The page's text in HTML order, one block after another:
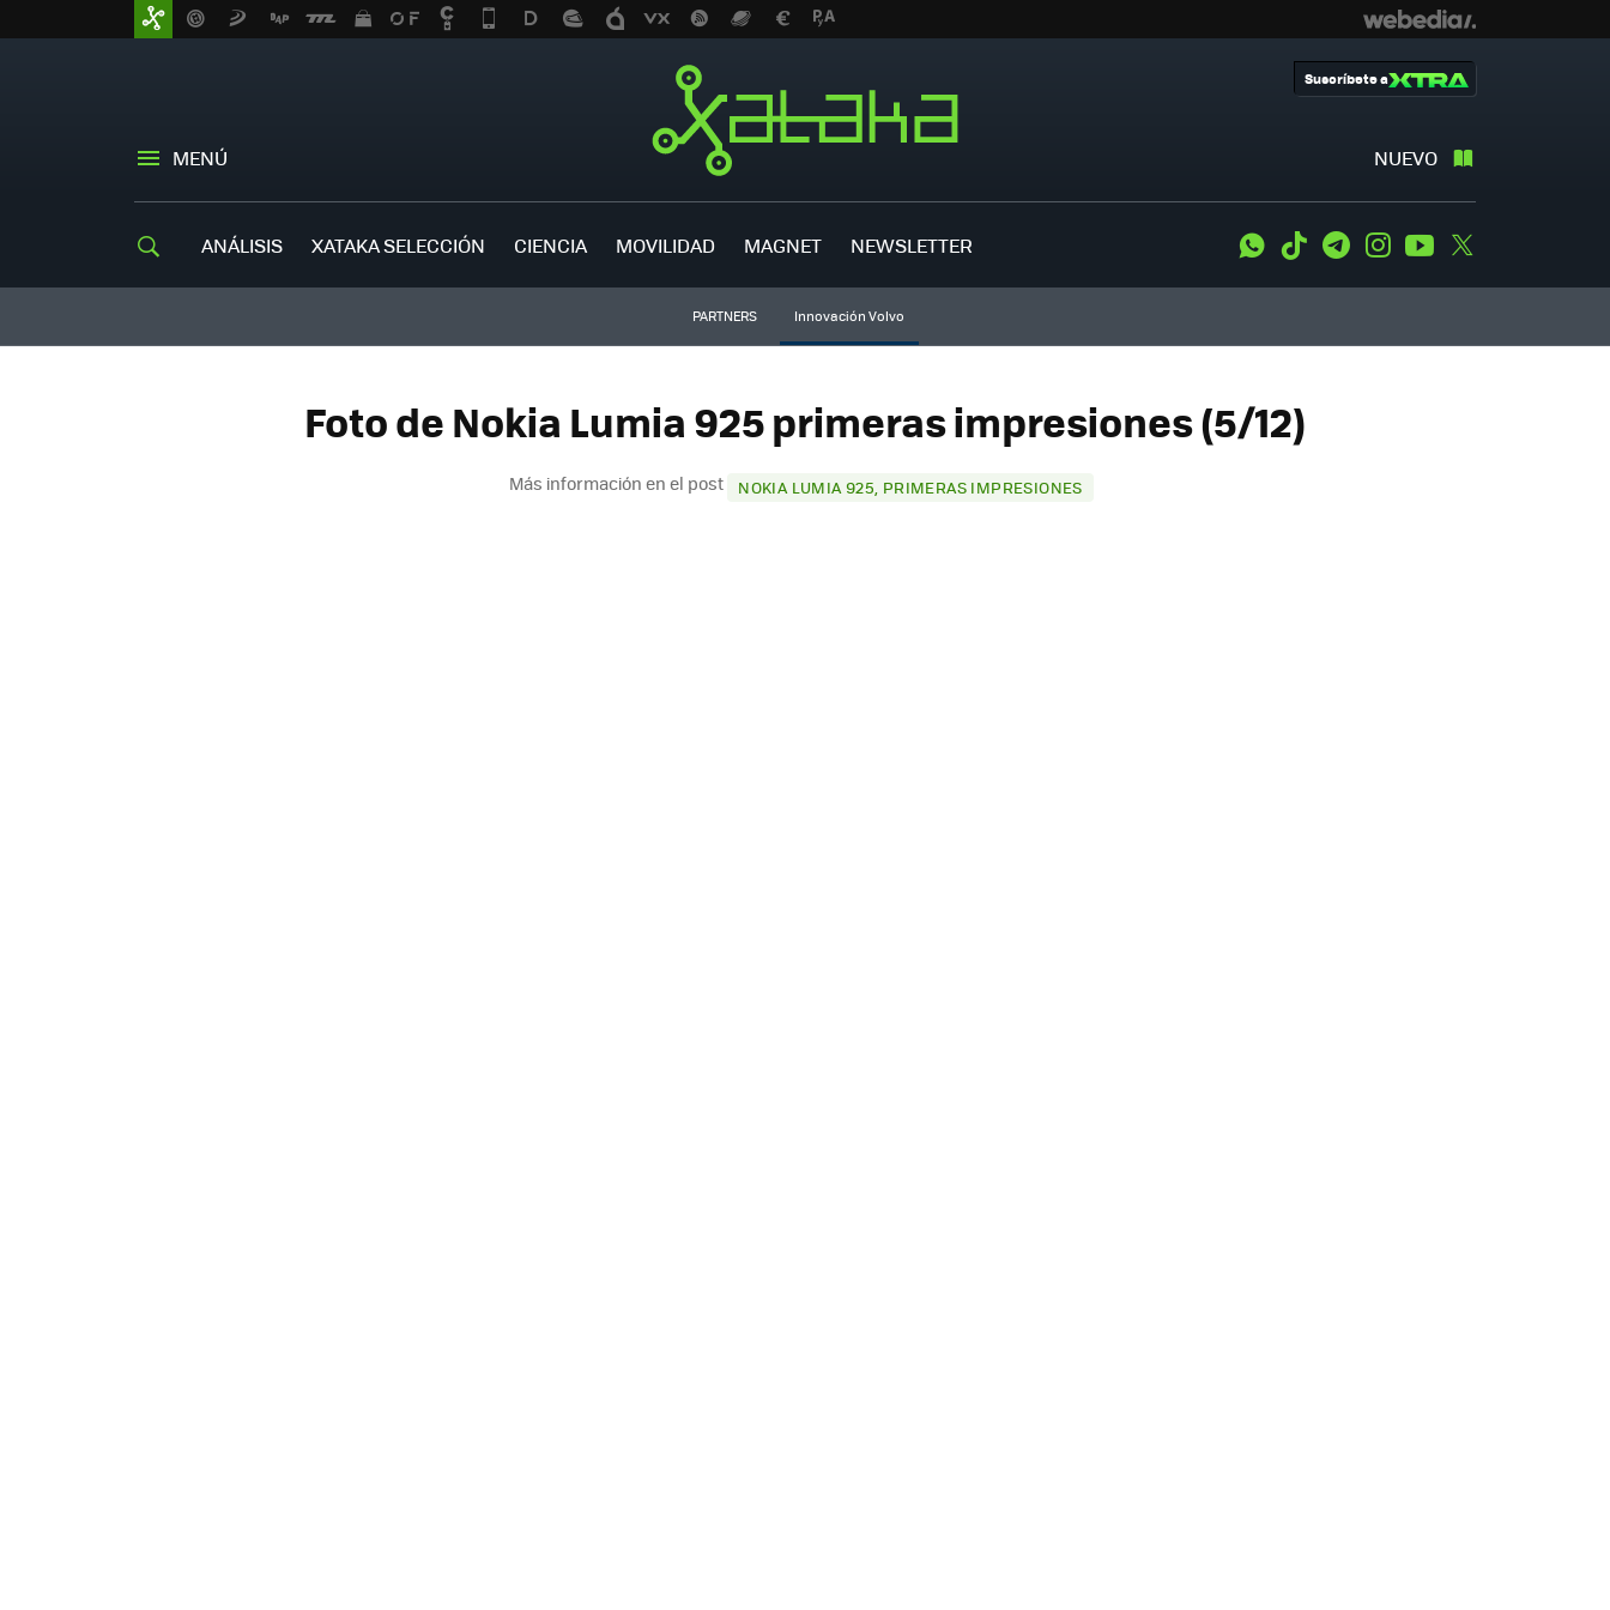
MENÚ NUEVO
Suscríbete a
ANÁLISIS XATAKA SELECCIÓN CIENCIA MOVILIDAD MAGNET NEWSLETTER WhatsApp
Tiktok TelegramInstagramYoutube
PARTNERS Innovación Volvo
Foto de Nokia Lumia 925 primeras impresiones (5/12)
Más información en el post NOKIA LUMIA 925, PRIMERAS IMPRESIONES